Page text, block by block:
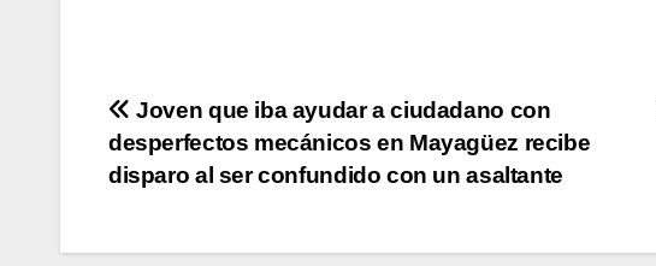
Navegación
de
Joven que iba ayudar a ciudadano con
desperfectos mecánicos en Mayagüez recibe
disparo al ser confundido con un asaltante